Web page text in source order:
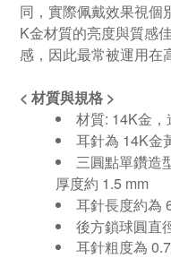
同，實際佩戴效果視個
K金材質的亮度與質感
感，因此最常被運用在
< 材質與規格 >
材質: 14K金
耳針為 14K金
三圓點單鑽造
厚度約 1.5 mm
耳針長度約為
後方鎖球圓直
耳針粗度為